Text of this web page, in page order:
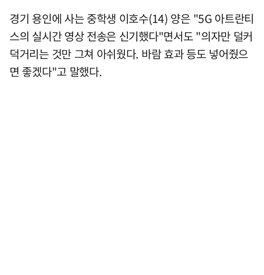
경기 용인에 사는 중학생 이호수(14) 양은 "5G 아트란티
스의 실시간 영상 전송은 신기했다"면서도 "의자만 덜커
덕거리는 것만 그쳐 아쉬웠다. 바람 효과 등도 넣어줬으
면 좋겠다"고 말했다.